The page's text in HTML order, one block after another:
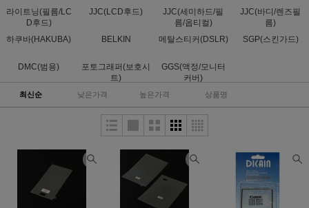
라이트닝(필름/LC
D후드)
JJC(LCD후드)
JJC(세미하드/필
름/옵티컬)
JJC(바디/렌즈필
름)
하쿠바(HAKUBA)
BELKIN 메탈스티커(DSLR) SGP(스킨가드)
DMC(범용)
포토그래퍼(보호시
트)
GGS(액정/모니터
커버)
최신순 낮은가격 높은가격 상품명